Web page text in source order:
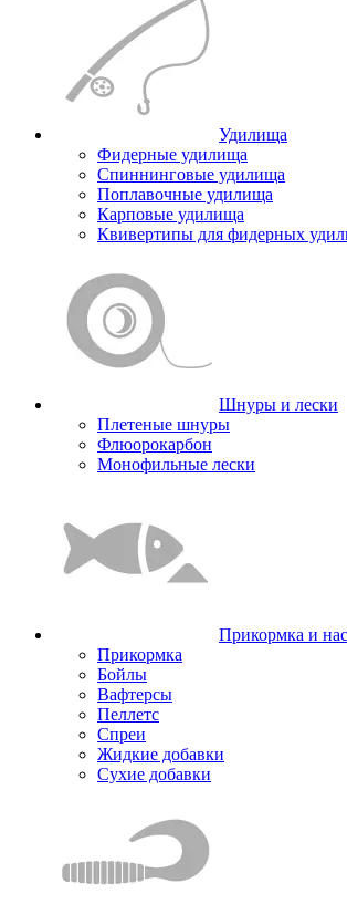
Удилища
Фидерные удилища
Спиннинговые удилища
Поплавочные удилища
Карповые удилища
Квивертипы для фидерных
Шнуры и лески
Плетеные шнуры
Флюорокарбон
Монофильные лески
Прикормка и
Прикормка
Бойлы
Вафтерсы
Пеллетс
Спреи
Жидкие добавки
Сухие добавки